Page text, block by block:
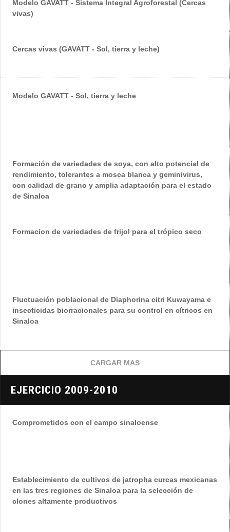
Modelo GAVATT - Sistema Integral Agroforestal (Cercas
vivas)
Cercas vivas (GAVATT - Sol, tierra y leche)
Modelo GAVATT - Sol, tierra y leche
Formación de variedades de soya, con alto potencial de
rendimiento, tolerantes a mosca blanca y geminivirus,
con calidad de grano y amplia adaptación para el estado
de Sinaloa
Formacion de variedades de frijol para el trópico seco
Fluctuación poblacional de Diaphorina citri Kuwayama e
insecticidas biorracionales para su control en cítricos en
Sinaloa
CARGAR MAS
EJERCICIO 2009-2010
Comprometidos con el campo sinaloense
Establecimiento de cultivos de jatropha curcas mexicanas
en las tres regiones de Sinaloa para la selección de
clones altamente productivos